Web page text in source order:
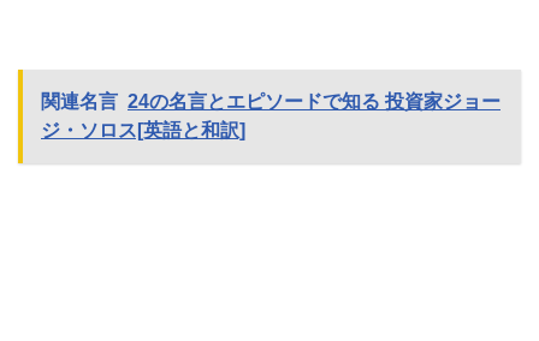
関連名言 24の名言とエピソードで知る 投資家ジョー
ジ・ソロス[英語と和訳]